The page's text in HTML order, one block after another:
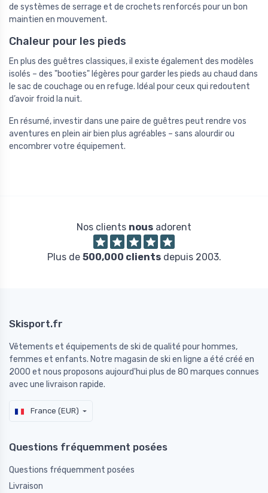
de systèmes de serrage et de crochets renforcés pour un bon
maintien en mouvement.
Chaleur pour les pieds
En plus des guêtres classiques, il existe également des modèles
isolés – des "booties" légères pour garder les pieds au chaud dans
le sac de couchage ou en refuge. Idéal pour ceux qui redoutent
d’avoir froid la nuit.
En résumé, investir dans une paire de guêtres peut rendre vos
aventures en plein air bien plus agréables – sans alourdir ou
encombrer votre équipement.
Nos clients nous adorent
Plus de 500,000 clientsdepuis 2003.
Skisport.fr
Vêtements et équipements de ski de qualité pour hommes,
femmes et enfants. Notre magasin de ski en ligne a été créé en
2000 et nous proposons aujourd'hui plus de 80 marques connues
avec une livraison rapide.
France (EUR)
Questions fréquemment posées
Questions fréquemment posées
Livraison